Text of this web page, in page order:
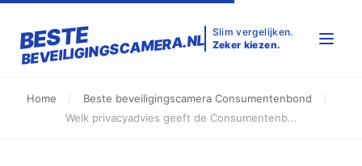
BESTE
BEVEILIGINGSCAMERA.NL Slim vergelijken.
Zeker kiezen.
Home / Beste beveiligingscamera Consumentenbond
/
Welk privacyadvies geeft de Consumentenb...